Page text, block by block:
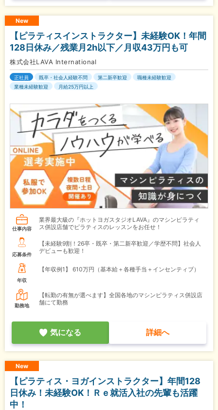
New
【ピラティスインストラクター】未経験OK！年間
128日休み／残業月2h以下／月収43万円も可
株式会社LAVA International
正社員 既卒・社会人経験不問 第二新卒歓迎
職種未経験歓迎
業種未経験歓迎
月給25万円以上
仕事内容
業界最大級の『ホットヨガスタジオLAVA』のマシンピラティ
ス併設店舗でピラティスのレッスンをお任せ！
応募条件
【未経験9割！26卒・既卒・第二新卒歓迎／学歴不問】社会人
デビューも歓迎！
年収
【年収例1】 610万円（基本給＋各種手当＋インセンティブ）
勤務地
【転勤の有無が選べます】全国各地のマシンピラティス併設店
舗にて勤務
気になる 詳細へ
New
【ピラティス・ヨガインストラクター】年間128
日休み！未経験OK！Ｒｅ就活入社の先輩も活躍
中！